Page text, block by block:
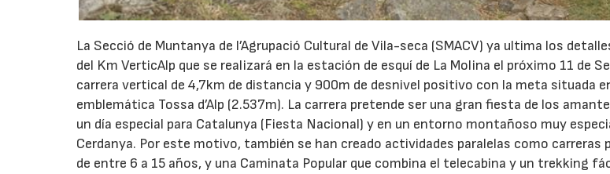
La Secció de Muntanya de l’Agrupació Cultural de Vila-seca (SMACV) ya ultima los
del Km VerticAlp que se realizará en la estación de esquí de La Molina el próximo 11 de
carrera vertical de 4,7km de distancia y 900m de desnivel positivo con la meta situada
emblemática Tossa d’Alp (2.537m). La carrera pretende ser una gran fiesta de los
un día especial para Catalunya (Fiesta Nacional) y en un entorno montañoso muy
Cerdanya. Por este motivo, también se han creado actividades paralelas como carreras
de entre 6 a 15 años, y una Caminata Popular que combina el telecabina y un trekking